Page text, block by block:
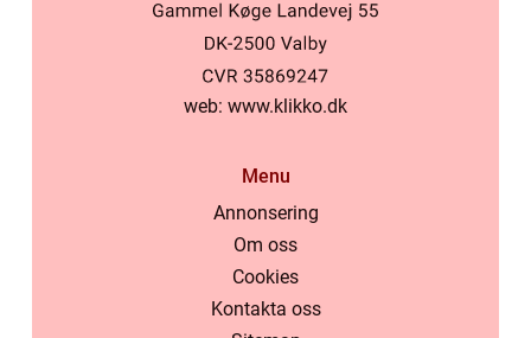
web: www.klikko.dk
Menu
Annonsering
Om oss
Cookies
Kontakta oss